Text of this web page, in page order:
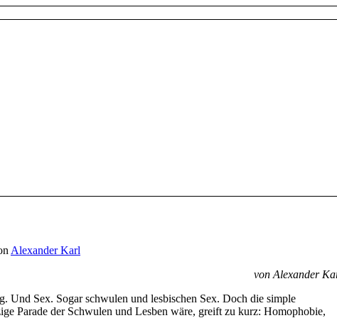
Alexander Karl
von Alexander
Und Sex. Sogar schwulen und lesbischen Sex. Doch die simple
Parade der Schwulen und Lesben wäre, greift zu kurz: Homophobie,